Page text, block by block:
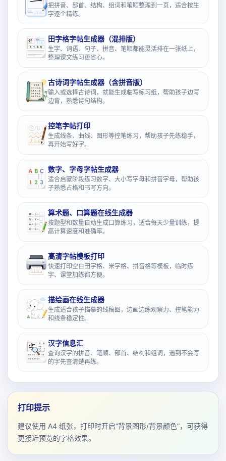
把拼音、部首、结构、组词和笔顺整理到一页，适合按生
字逐个精练。
田字格字帖生成器（混排版）
生字、词语、句子、拼音、笔顺都能灵活排在一张纸上，
整理课文练习更省心。
古诗词字帖生成器（含拼音版）
输入或选择古诗词，就能生成临写练习纸，帮助孩子边写
边背，熟悉诗句结构。
控笔字帖打印
生成线条、曲线、图形等控笔练习，帮助孩子先练稳手，
再开始写好字。
数字、字母字帖生成器
适合启蒙阶段练习数字、大小写字母和拼音字母，帮助孩
子熟悉占格和书写方向。
算术题、口算题在线生成器
按题型和数量自动生成口算练习，适合每天少量训练，提
高计算速度和准确率。
高清字帖模板打印
快速打印空白田字格、米字格、拼音格等模板，临时练
字、课堂加练都方便。
描绘画在线生成器
生成适合孩子描摹的线稿图，边画边练观察力、控笔能力
和线条稳定性。
汉字信息汇
查询汉字的拼音、笔顺、部首、结构和组词，遇到不会写
的字先查清楚再练。
打印提示
建议使用 A4 纸张，打印时开启“背景图形/背景颜色”，可获得
更接近预览的字格效果。